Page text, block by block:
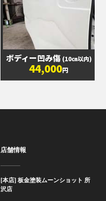
ボディー凹み傷 (10㎝以内)
44,000円
店舗情報
[本店] 板金塗装ムーンショット 所
沢店